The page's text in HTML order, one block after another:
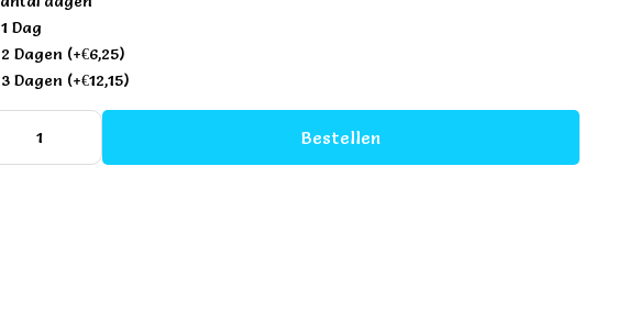
1 Dag
2 Dagen (+€6,25)
3 Dagen (+€12,15)
Bestellen